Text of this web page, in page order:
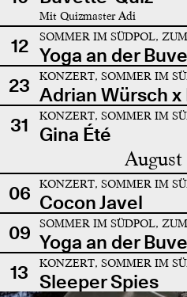
Mit Quizmaster Adi
12 SOMMER IM SÜDPOL,
Yoga an der
23
KONZERT, SOMMER IM
Adrian Würsch x
31
KONZERT, SOMMER IM
Gina Été
06 KONZERT, SOMMER IM
Cocon Javel
09
SOMMER IM SÜDPOL,
Yoga an der
13
KONZERT, SOMMER IM
Sleeper Spies